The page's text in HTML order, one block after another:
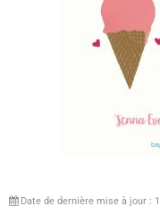
Date de dernière mise à jour :